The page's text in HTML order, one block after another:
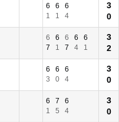
6 6
6
1
1 4
3
0
6 6 6 6
6
7
1 7 4 1
3
2
6 6
6
3
0 4
3
0
6 7
6
1
5 4
3
0